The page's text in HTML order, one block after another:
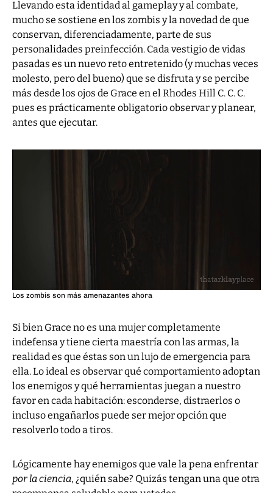
Llevando esta identidad al gameplay y al combate,
mucho se sostiene en los zombis y la novedad de que
conservan, diferenciadamente, parte de sus
personalidades preinfección. Cada vestigio de vidas
pasadas es un nuevo reto entretenido (y muchas veces
molesto, pero del bueno) que se disfruta y se percibe
más desde los ojos de Grace en el Rhodes Hill C. C. C.
pues es prácticamente obligatorio observar y planear,
antes que ejecutar.
Los zombis son más amenazantes ahora
Si bien Grace no es una mujer completamente
indefensa y tiene cierta maestría con las armas, la
realidad es que éstas son un lujo de emergencia para
ella. Lo ideal es observar qué comportamiento adoptan
los enemigos y qué herramientas juegan a nuestro
favor en cada habitación: esconderse, distraerlos o
incluso engañarlos puede ser mejor opción que
resolverlo todo a tiros.
Lógicamente hay enemigos que vale la pena enfrentar
por la ciencia, ¿quién sabe? Quizás tengan una que otra